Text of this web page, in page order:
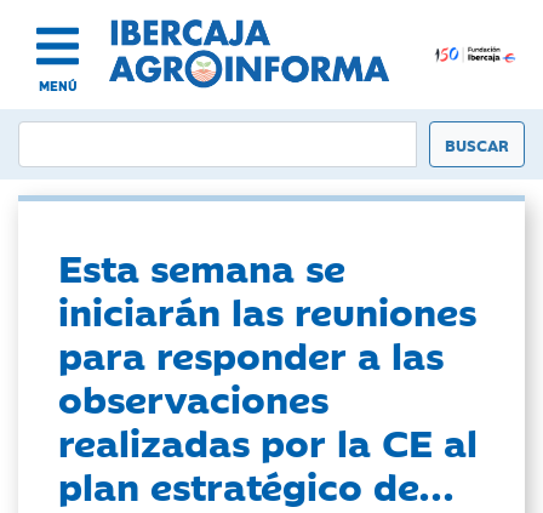
MENÚ
Esta semana se
iniciarán las reuniones
para responder a las
observaciones
realizadas por la CE al
plan estratégico de...